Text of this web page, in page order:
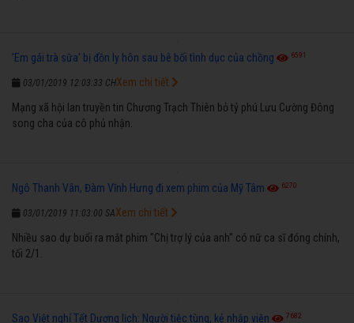
'Em gái trà sữa' bị đồn ly hôn sau bê bối tình dục của chồng 6591
03/01/2019 12:03:33 CH
Mạng xã hội lan truyền tin Chương Trạch Thiên bỏ tỷ phú Lưu Cường Đông
song cha của cô phủ nhận.
Xem chi tiết
Ngô Thanh Vân, Đàm Vĩnh Hưng đi xem phim của Mỹ Tâm 6270
03/01/2019 11:03:00 SA
Nhiều sao dự buổi ra mắt phim "Chị trợ lý của anh" có nữ ca sĩ đóng chính,
tối 2/1.
Xem chi tiết
Sao Việt nghỉ Tết Dương lịch: Người tiệc tùng, kẻ nhập viện 7682